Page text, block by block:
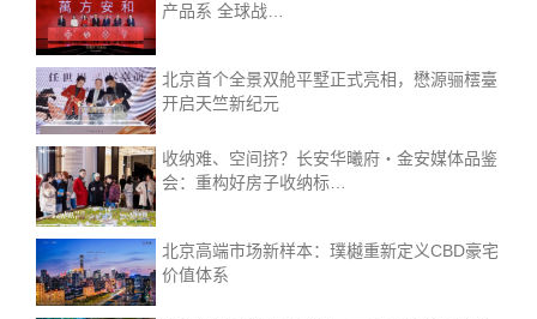
产品系 全球战…
北京首个全景双舱平墅正式亮相，懋源骊橒臺
开启天竺新纪元
收纳难、空间挤？长安华曦府・金安媒体品鉴
会：重构好房子收纳标…
北京高端市场新样本：璞樾重新定义CBD豪宅
价值体系